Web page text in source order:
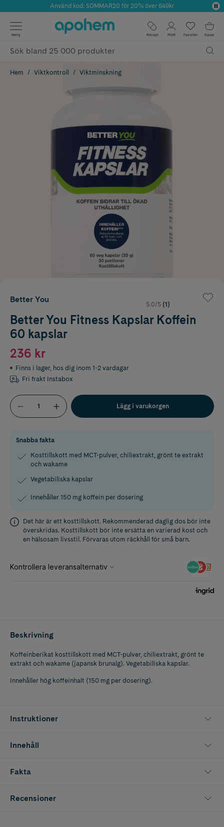
Årets Butik 2025 inom Skönhet
Använd kod: SOMMAR20 för 20% över 649kr
✓ Fri frakt
✓ Poäng på alla köp*
Meny Recept Profil Favoriter Kassa
Hem Viktkontroll Viktminskning
Better You
5.0/5 (1)
Better You Fitness Kapslar Koffein
60 kapslar
236 kr
Finns i lager, hos dig inom 1-2 vardagar
Fri frakt Instabox
Lägg i varukorgen
Snabba fakta
Kosttillskott med MCT-pulver, chiliextrakt, grönt te extrakt
och wakame
Vegetabiliska kapslar
Innehåller 150 mg koffein per dosering
Det här är ett kosttillskott. Rekommenderad daglig dos bör inte
överskridas. Kosttillskott bör inte ersätta en varierad kost och
en hälsosam livsstil. Förvaras utom räckhåll för små barn.
Beskrivning
Koffeinberikat kosttillskott med MCT-pulver, chiliextrakt, grönt te
extrakt och wakame (japansk brunalg). Vegetabiliska kapslar.
Innehåller hög koffeinhalt (150 mg per dosering).
Instruktioner
Innehåll
Fakta
Recensioner